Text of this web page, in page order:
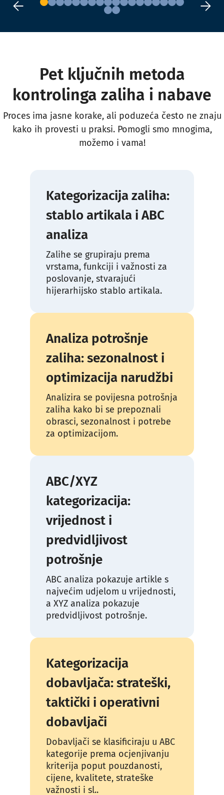
Pet ključnih metoda
kontrolinga zaliha i nabave
Proces ima jasne korake, ali poduzeća često ne znaju
kako ih provesti u praksi. Pomogli smo mnogima,
možemo i vama!
Kategorizacija zaliha:
stablo artikala i ABC
analiza
Zalihe se grupiraju prema
vrstama, funkciji i važnosti za
poslovanje, stvarajući
hijerarhijsko stablo artikala.
Analiza potrošnje
zaliha: sezonalnost i
optimizacija narudžbi
Analizira se povijesna potrošnja
zaliha kako bi se prepoznali
obrasci, sezonalnost i potrebe
za optimizacijom.
ABC/XYZ
kategorizacija:
vrijednost i
predvidljivost
potrošnje
ABC analiza pokazuje artikle s
najvećim udjelom u vrijednosti,
a XYZ analiza pokazuje
predvidljivost potrošnje.
Kategorizacija
dobavljača: strateški,
taktički i operativni
dobavljači
Dobavljači se klasificiraju u ABC
kategorije prema ocjenjivanju
kriterija poput pouzdanosti,
cijene, kvalitete, strateške
važnosti i sl..